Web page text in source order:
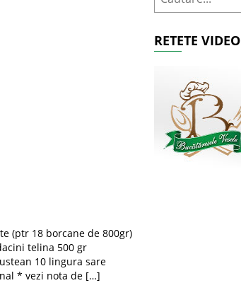
(ptr 18 borcane de 800gr)
telina 500 gr
10 lingura sare
* vezi nota de […]
RETETE VIDEO